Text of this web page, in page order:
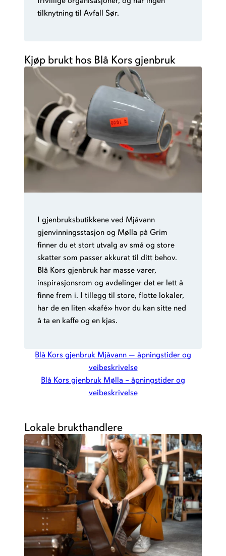
tilknytning til Avfall Sør.
Kjøp brukt hos Blå Kors gjenbruk
I gjenbruksbutikkene ved Mjåvann
gjenvinningsstasjon og Mølla på Grim
finner du et stort utvalg av små og store
skatter som passer akkurat til ditt behov.
Blå Kors gjenbruk har masse varer,
inspirasjonsrom og avdelinger det er lett å
finne frem i. I tillegg til store, flotte lokaler,
har de en liten «kafé» hvor du kan sitte ned
å ta en kaffe og en kjas.
Blå Kors gjenbruk Mjåvann — åpningstider og
veibeskrivelse
Blå Kors gjenbruk Mølla – åpningstider og
veibeskrivelse
Lokale brukthandlere